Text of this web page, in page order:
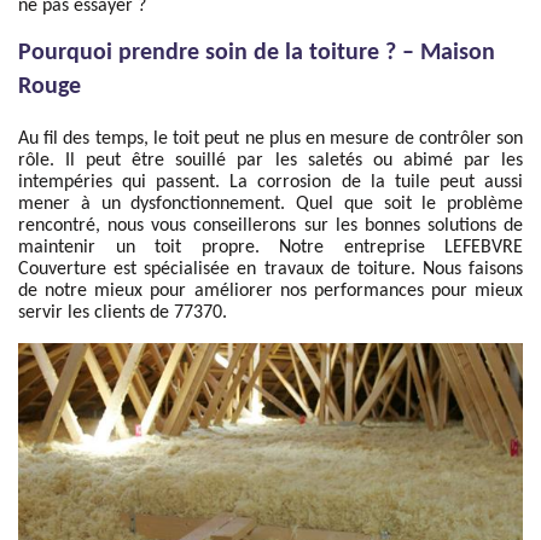
ne pas essayer ?
Pourquoi prendre soin de la toiture ? – Maison
Rouge
Au fil des temps, le toit peut ne plus en mesure de contrôler son
rôle. Il peut être souillé par les saletés ou abimé par les
intempéries qui passent. La corrosion de la tuile peut aussi
mener à un dysfonctionnement. Quel que soit le problème
rencontré, nous vous conseillerons sur les bonnes solutions de
maintenir un toit propre. Notre entreprise LEFEBVRE
Couverture est spécialisée en travaux de toiture. Nous faisons
de notre mieux pour améliorer nos performances pour mieux
servir les clients de 77370.